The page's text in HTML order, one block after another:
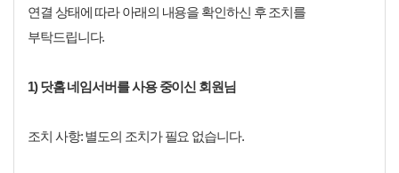
연결 상태에 따라 아래의 내용을 확인하신 후 조치를
부탁드립니다.
1) 닷홈 네임서버를 사용 중이신 회원님
조치 사항: 별도의 조치가 필요 없습니다.